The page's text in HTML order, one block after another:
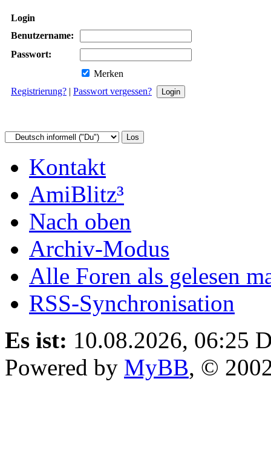
Login
Benutzername:
Passwort:
Merken
Registrierung? | Passwort vergessen?
Kontakt
AmiBlitz³
Nach oben
Archiv-Modus
Alle Foren als gelesen
RSS-Synchronisation
Es ist: 10.08.2026, 06:25
Powered by MyBB, ©